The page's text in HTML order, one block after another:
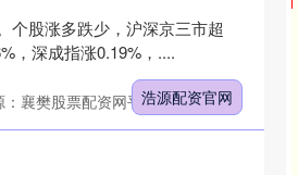
个股涨多跌少，沪深京三市超
，深成指涨0.19%，....
浩源配资官网
：襄樊股票配资网平台